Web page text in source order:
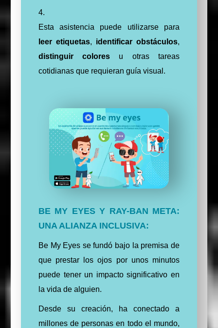
Esta asistencia puede utilizarse para
leer etiquetas, identificar obstáculos,
distinguir colores u otras tareas
cotidianas que requieran guía visual.
BE MY EYES Y RAY-BAN META:
UNA ALIANZA INCLUSIVA:
Be My Eyes se fundó bajo la premisa de
que prestar los ojos por unos minutos
puede tener un impacto significativo en
la vida de alguien.
Desde su creación, ha conectado a
millones de personas en todo el mundo,